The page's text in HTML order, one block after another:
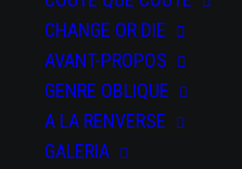
CHANGE OR DIE
AVANT-PROPOS
GENRE OBLIQUE
A LA RENVERSE
GALERIA
DU 12 AU 13 AVR 2026
Centre des Bords de Marne - Le